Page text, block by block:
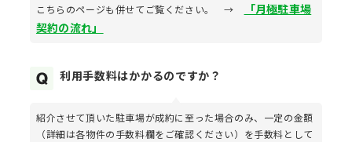
こちらのページも併せてご覧ください。 →
「月極駐車場
契約の流れ」
利用手数料はかかるのですか？
紹介させて頂いた駐車場が成約に至った場合のみ、一定の金額
（詳細は各物件の手数料欄をご確認ください）を手数料として